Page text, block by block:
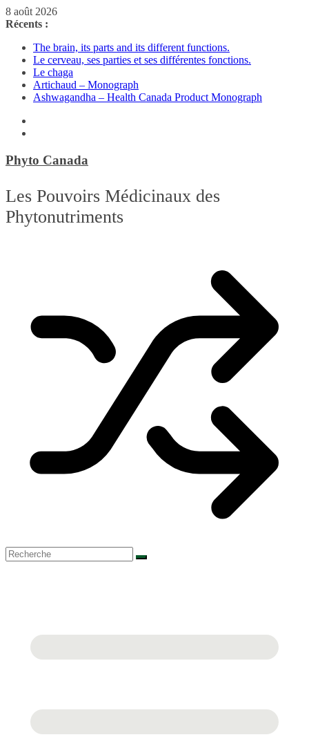
Passer
au
8 août 2026
Récents :
The brain, its parts and its different functions.
Le cerveau, ses parties et ses différentes fonctions.
Le chaga
Artichaud – Monograph
Ashwagandha – Health Canada Product Monograph
Phyto Canada
Les Pouvoirs Médicinaux des
Phytonutriments